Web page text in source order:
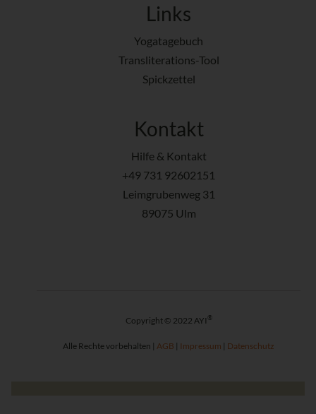
Links
Yogatagebuch
Transliterations-Tool
Spickzettel
Kontakt
Hilfe & Kontakt
+49 731 92602151
Leimgrubenweg 31
89075 Ulm
Copyright © 2022 AYI ®
Alle Rechte vorbehalten | AGB | Impressum | Datenschutz